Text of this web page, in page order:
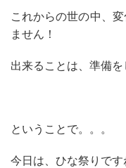
これからの世の中、
ません！
出来ることは、準備
ということで。。。
今日は、ひな祭りです